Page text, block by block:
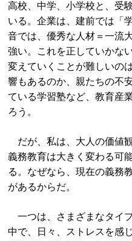
高校、中学、小学校と、受
いる。企業は、建前では「
音では、優秀な人材＝一流
強い。これを正していかな
変えていくことが難しいの
響もあるのか、親たちの不
ている学習塾など、教育産
ろう。
だが、私は、大人の価値
義務教育は大きく変わる可
る。なぜなら、現在の義務
があるからだ。
一つは、さまざまなタイ
中で、日々、ストレスを感